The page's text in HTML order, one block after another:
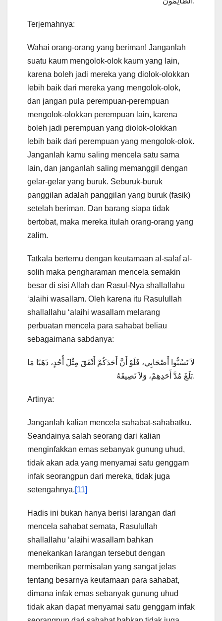
Terjemahnya:
Wahai orang-orang yang beriman! Janganlah
suatu kaum mengolok-olok kaum yang lain,
karena boleh jadi mereka yang diolok-olokkan
lebih baik dari mereka yang mengolok-olok,
dan jangan pula perempuan-perempuan
mengolok-olokkan perempuan lain, karena
boleh jadi perempuan yang diolok-olokkan
lebih baik dari perempuan yang mengolok-olok.
Janganlah kamu saling mencela satu sama
lain, dan janganlah saling memanggil dengan
gelar-gelar yang buruk. Seburuk-buruk
panggilan adalah panggilan yang buruk (fasik)
setelah beriman. Dan barang siapa tidak
bertobat, maka mereka itulah orang-orang yang
zalim.
Tatkala bertemu dengan keutamaan al-salaf al-
solih maka pengharaman mencela semakin
besar di sisi Allah dan Rasul-Nya shallallahu
‘alaihi wasallam. Oleh karena itu Rasulullah
shallallahu ‘alaihi wasallam melarang
perbuatan mencela para sahabat beliau
sebagaimana sabdanya:
لاَ تَسُبُّوا أَصْحَابِي، فَلَوْ أَنَّ أَحَدَكُمْ أَنْفَقَ مِثْلَ أُحُدٍ، ذَهَبًا مَا
بَلَغَ مُدَّ أَحَدِهِمْ، وَلاَ نَصِيفَهُ.
Artinya:
Janganlah kalian mencela sahabat-sahabatku.
Seandainya salah seorang dari kalian
menginfakkan emas sebanyak gunung uhud,
tidak akan ada yang menyamai satu genggam
infak seorangpun dari mereka, tidak juga
setengahnya.[11]
Hadis ini bukan hanya berisi larangan dari
mencela sahabat semata, Rasulullah
shallallahu ‘alaihi wasallam bahkan
menekankan larangan tersebut dengan
memberikan permisalan yang sangat jelas
tentang besarnya keutamaan para sahabat,
dimana infak emas sebanyak gunung uhud
tidak akan dapat menyamai satu genggam infak